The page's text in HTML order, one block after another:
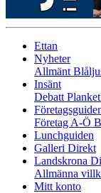
Ettan
Nyheter
Allmänt
Insänt
Debatt Planket
Företag A-Ö
Lunchguiden
Galleri Direkt
Landskrona
Allmänna
Mitt konto